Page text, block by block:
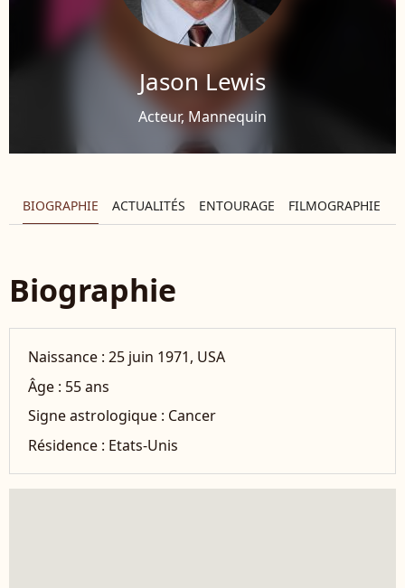
Jason Lewis
Acteur, Mannequin
BIOGRAPHIE ACTUALITÉS ENTOURAGE FILMOGRAPHIE
Biographie
Naissance :25 juin 1971, USA
Âge : 55 ans
Signe astrologique : Cancer
Résidence : Etats-Unis